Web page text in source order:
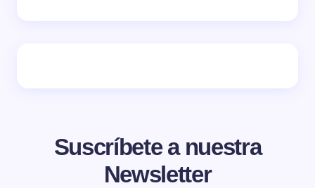
Suscríbete a nuestra
Newsletter